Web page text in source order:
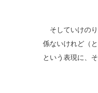
そしていけの
係ないけれど（
という表現に、